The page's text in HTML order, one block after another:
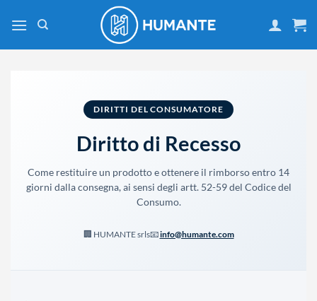
DIRITTI DEL CONSUMATORE
Diritto di Recesso
Come restituire un prodotto e ottenere il rimborso entro 14
giorni dalla consegna, ai sensi degli artt. 52-59 del Codice del
Consumo.
🏢 HUMANTE srls📧info@humante.com